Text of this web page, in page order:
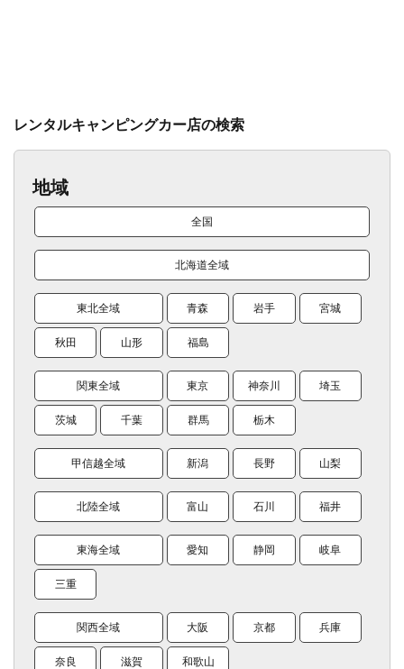
レンタルキャンピングカー店の検索
地域
全国
北海道全域
東北全域 青森 岩手 宮城
秋田 山形 福島
関東全域 東京 神奈川 埼玉
茨城 千葉 群馬 栃木
甲信越全域 新潟 長野 山梨
北陸全域 富山 石川 福井
東海全域 愛知 静岡 岐阜
三重
関西全域 大阪 京都 兵庫
奈良 滋賀 和歌山